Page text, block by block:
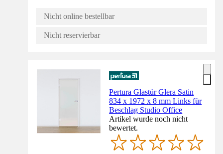
Nicht online bestellbar
Nicht reservierbar
Pertura Glastür Glera Satin
834 x 1972 x 8 mm Links für
Beschlag Studio Office
Artikel wurde noch nicht
bewertet.